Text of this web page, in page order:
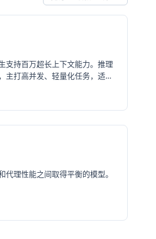
支持百万超长上下文能力。推理
主打高并发、轻量化任务，适合
普惠刚需场景。
代理性能之间取得平衡的模型。